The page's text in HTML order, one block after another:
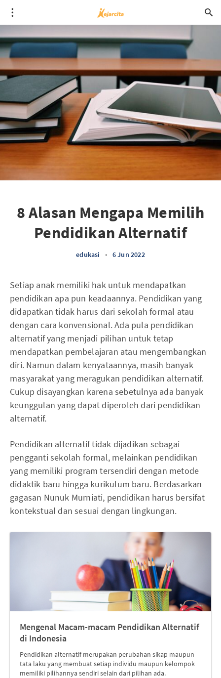
8 Alasan Mengapa Memilih
Pendidikan Alternatif
edukasi • 6 Jun 2022
Setiap anak memiliki hak untuk mendapatkan
pendidikan apa pun keadaannya. Pendidikan yang
didapatkan tidak harus dari sekolah formal atau
dengan cara konvensional. Ada pula pendidikan
alternatif yang menjadi pilihan untuk tetap
mendapatkan pembelajaran atau mengembangkan
diri. Namun dalam kenyataannya, masih banyak
masyarakat yang meragukan pendidikan alternatif.
Cukup disayangkan karena sebetulnya ada banyak
keunggulan yang dapat diperoleh dari pendidikan
alternatif.
Pendidikan alternatif tidak dijadikan sebagai
pengganti sekolah formal, melainkan pendidikan
yang memiliki program tersendiri dengan metode
didaktik baru hingga kurikulum baru. Berdasarkan
gagasan Nunuk Murniati, pendidikan harus bersifat
kontekstual dan sesuai dengan lingkungan.
Mengenal Macam-macam Pendidikan Alternatif
di Indonesia
Pendidikan alternatif merupakan perubahan sikap maupun
tata laku yang membuat setiap individu maupun kelompok
memiliki pilihannya sendiri selain dari pilihan ada.